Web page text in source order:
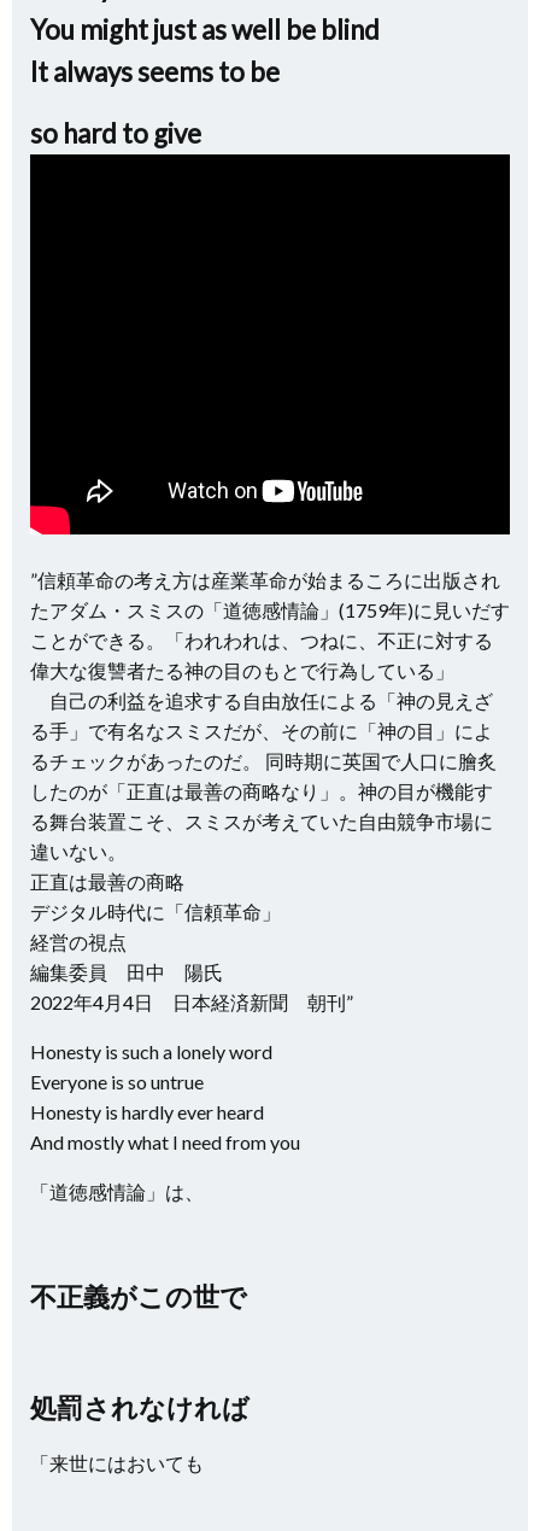
You might just as well be blind
It always seems to be
so hard to give
”信頼革命の考え方は産業革命が始まるころに出版され
たアダム・スミスの「道徳感情論」(1759年)に見いだす
ことができる。「われわれは、つねに、不正に対する
偉大な復讐者たる神の目のもとで行為している」
自己の利益を追求する自由放任による「神の見えざ
る手」で有名なスミスだが、その前に「神の目」によ
るチェックがあったのだ。 同時期に英国で人口に膾炙
したのが「正直は最善の商略なり」。神の目が機能す
る舞台装置こそ、スミスが考えていた自由競争市場に
違いない。
正直は最善の商略
デジタル時代に「信頼革命」
経営の視点
編集委員 田中 陽氏
2022年4月4日 日本経済新聞 朝刊”
Honesty is such a lonely word
Everyone is so untrue
Honesty is hardly ever heard
And mostly what I need from you
「道徳感情論」は、
不正義がこの世で
処罰されなければ
「来世にはおいても